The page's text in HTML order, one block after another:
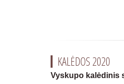
KALĖDOS 2020
Vyskupo kalėdinis